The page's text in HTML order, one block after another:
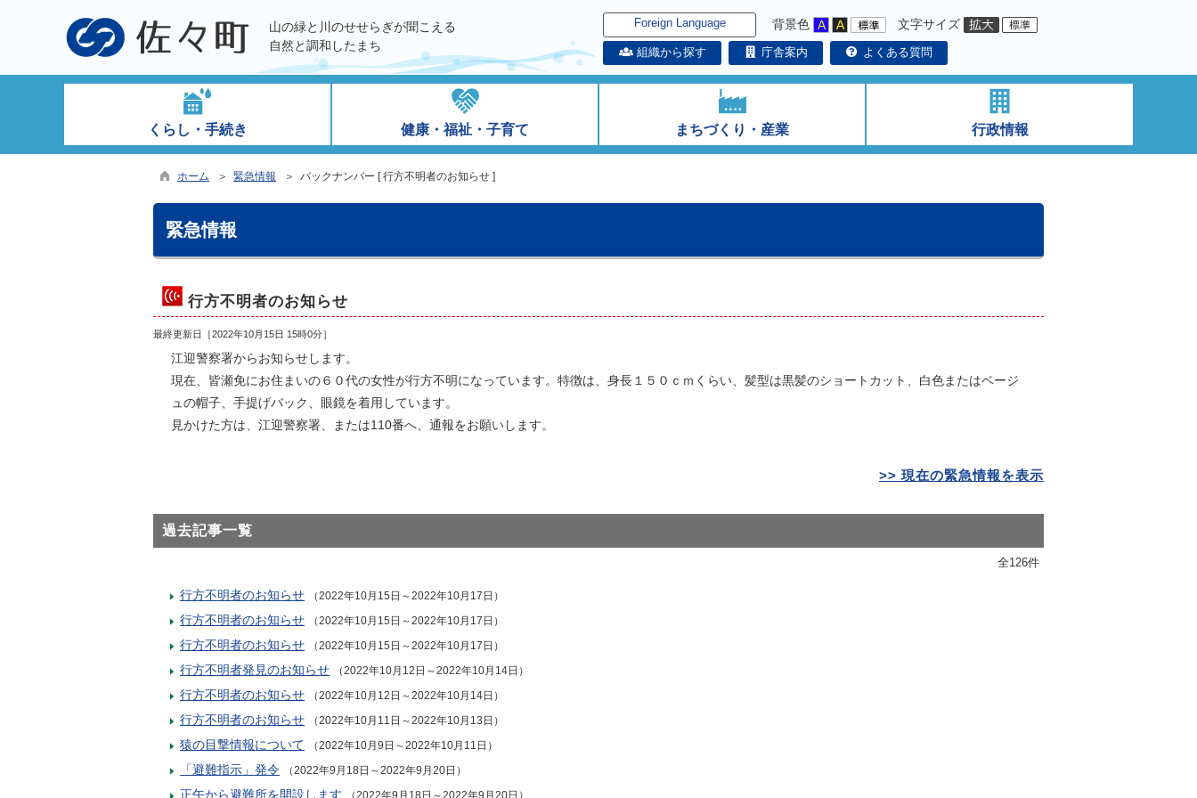
山の緑と川のせせらぎが聞こえる
自然と調和したまち
Foreign Language 背景色 文字サイズ
組織から探す 庁舎案内 よくある質問
くらし・手続き 健康・福祉・子育て まちづくり・産業 行政情報
ホーム ＞ 緊急情報 ＞ バックナンバー [ 行方不明者のお知らせ ]
緊急情報
行方不明者のお知らせ
最終更新日［2022年10月15日 15時0分］
江迎警察署からお知らせします。
現在、皆瀬免にお住まいの６０代の女性が行方不明になっています。特徴は、身長１５０ｃｍくらい、髪型は黒髪のショートカット、白色またはベージ
ュの帽子、手提げバック、眼鏡を着用しています。
見かけた方は、江迎警察署、または110番へ、通報をお願いします。
>> 現在の緊急情報を表示
過去記事一覧
全126件
行方不明者のお知らせ （2022年10月15日～2022年10月17日）
行方不明者のお知らせ （2022年10月15日～2022年10月17日）
行方不明者のお知らせ （2022年10月15日～2022年10月17日）
行方不明者発見のお知らせ （2022年10月12日～2022年10月14日）
行方不明者のお知らせ （2022年10月12日～2022年10月14日）
行方不明者のお知らせ （2022年10月11日～2022年10月13日）
猿の目撃情報について （2022年10月9日～2022年10月11日）
「避難指示」発令 （2022年9月18日～2022年9月20日）
正午から避難所を開設します （2022年9月18日～2022年9月20日）